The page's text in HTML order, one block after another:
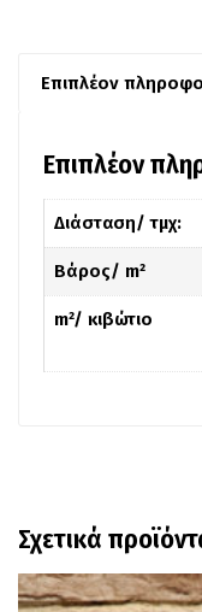
Επιπλέον
Επιπλέον
Διάσταση/ τμχ:
Βάρος/ m²
m²/ κιβώτιο
Σχετικά